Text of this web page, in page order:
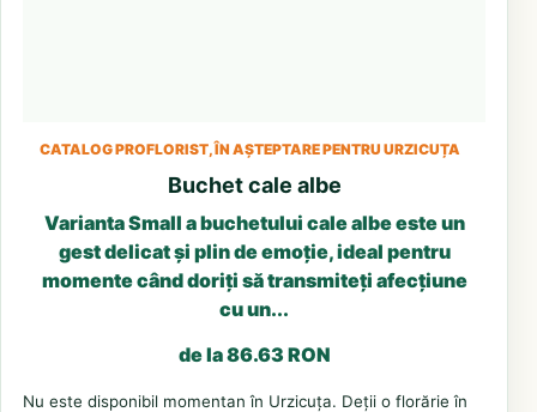
CATALOG PROFLORIST, ÎN AȘTEPTARE PENTRU URZICUȚA
Buchet cale albe
Varianta Small a buchetului cale albe este un
gest delicat și plin de emoție, ideal pentru
momente când doriți să transmiteți afecțiune
cu un...
de la 86.63 RON
Nu este disponibil momentan în Urzicuța. Deții o florărie în